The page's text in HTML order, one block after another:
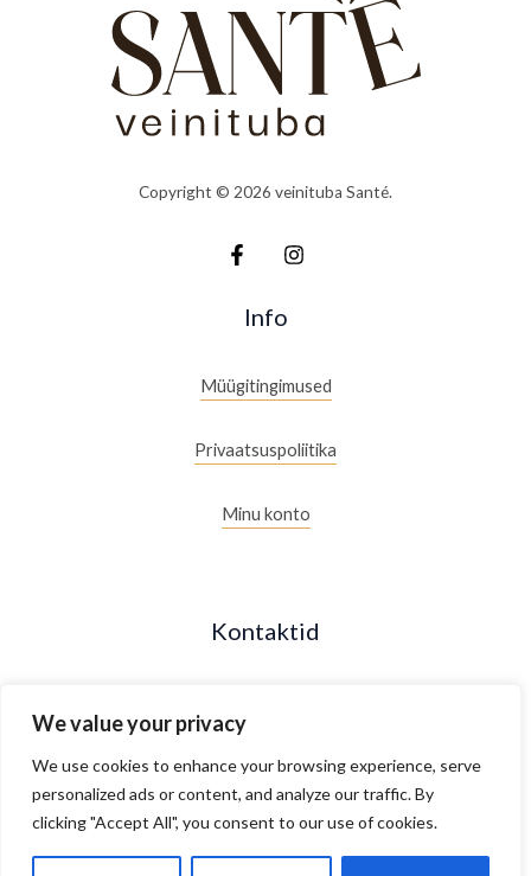
We value your privacy
We use cookies to enhance your browsing experience, serve
personalized ads or content, and analyze our traffic. By
clicking "Accept All", you consent to our use of cookies.
Copyright © 2026 veinituba Santé.
Info
Müügitingimused
Privaatsuspoliitika
Minu konto
Kontaktid
Maakri 19/2, Tallinn, Estonia
E- R 10.00 - 18.00